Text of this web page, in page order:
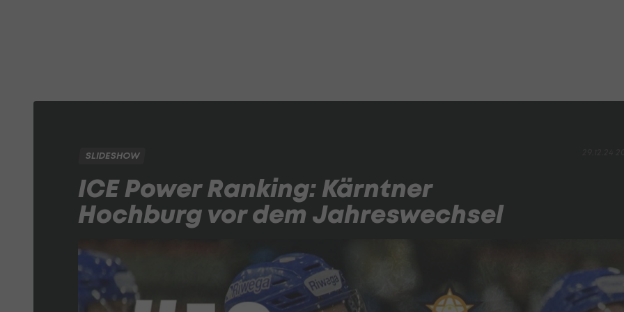
SLIDESHOW
ICE Power Ranking: Kärntner
Hochburg vor dem Jahreswechsel